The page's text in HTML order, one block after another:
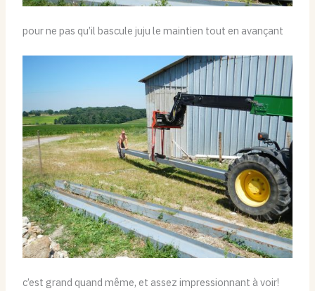
pour ne pas qu’il bascule juju le maintien tout en avançant
c’est grand quand même, et assez impressionnant à voir!